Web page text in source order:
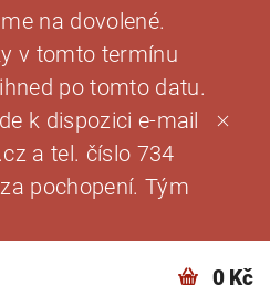
na dovolené.
v tomto termínu
po tomto datu.
k dispozici e-mail
a tel. číslo 734
pochopení. Tým
0 Kč